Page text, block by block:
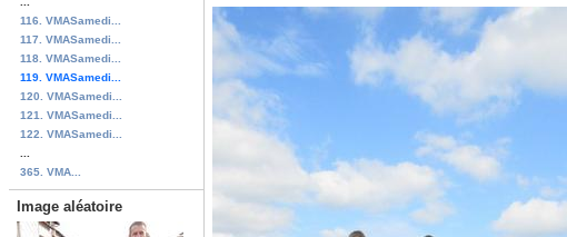
116. VMASamedi...
117. VMASamedi...
118. VMASamedi...
119. VMASamedi...
120. VMASamedi...
121. VMASamedi...
122. VMASamedi...
365. VMA...
Image aléatoire